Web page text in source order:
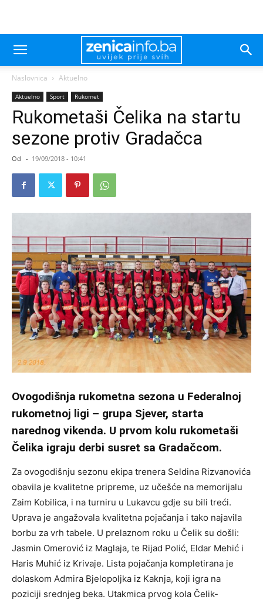
Naslovnica Aktuelno
Aktuelno Sport Rukomet
Rukometaši Čelika na startu
sezone protiv Gradačca
Od - 19/09/2018 - 10:41
Ovogodišnja rukometna sezona u Federalnoj
rukometnoj ligi – grupa Sjever, starta
narednog vikenda. U prvom kolu rukometaši
Čelika igraju derbi susret sa Gradačcom.
Za ovogodišnju sezonu ekipa trenera Seldina Rizvanovića
obavila je kvalitetne pripreme, uz učešće na memorijalu
Zaim Kobilica, i na turniru u Lukavcu gdje su bili treći.
Uprava je angažovala kvalitetna pojačanja i tako najavila
borbu za vrh tabele. U prelaznom roku u Čelik su došli:
Jasmin Omerović iz Maglaja, te Rijad Polić, Eldar Mehić i
Haris Muhić iz Krivaje. Lista pojačanja kompletirana je
dolaskom Admira Bjelopoljka iz Kaknja, koji igra na
poziciji srednjeg beka. Utakmica prvog kola Čelik-